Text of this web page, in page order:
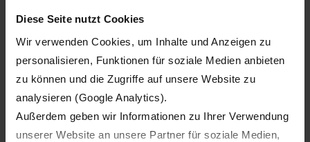
Diese Seite nutzt Cookies
Wir verwenden Cookies, um Inhalte und Anzeigen zu
personalisieren, Funktionen für soziale Medien anbieten
zu können und die Zugriffe auf unsere Website zu
analysieren (Google Analytics).
Außerdem geben wir Informationen zu Ihrer Verwendung
unserer Website an unsere Partner für soziale Medien,
Концепция освещения
Пресс High-Density: BiG Pack 1290 HDP
(VC)
KRONE BaleCollect – тележка для тюков